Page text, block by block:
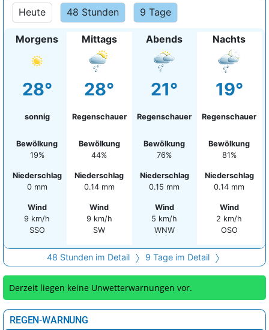
Heute 48 Stunden 9 Tage
Morgens
28°
sonnig
Bewölkung
19%
Niederschlag
0 mm
Wind
9 km/h
SSO
Mittags
28°
Regenschauer
Bewölkung
44%
Niederschlag
0.14 mm
Wind
9 km/h
SW
Abends
21°
Regenschauer
Bewölkung
76%
Niederschlag
0.15 mm
Wind
5 km/h
WNW
Nachts
19°
Regenschauer
Bewölkung
81%
Niederschlag
0.14 mm
Wind
2 km/h
OSO
48 Stunden im Detail 9 Tage im Detail
Derzeit liegen keine Unwetterwarnungen vor.
REGEN-WARNUNG